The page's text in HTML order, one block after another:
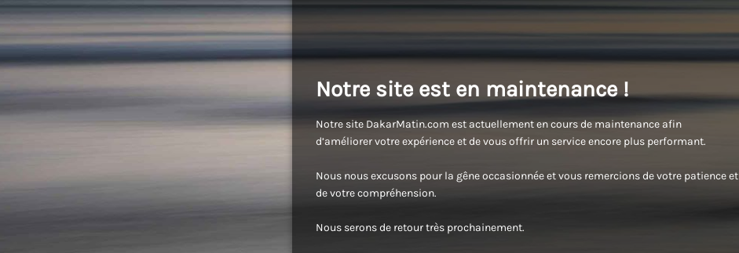
Notre site est en maintenance !
Notre site DakarMatin.com est actuellement en cours de maintenance afin
d’améliorer votre expérience et de vous offrir un service encore plus performant.
Nous nous excusons pour la gêne occasionnée et vous remercions de votre patience et
de votre compréhension.
Nous serons de retour très prochainement.